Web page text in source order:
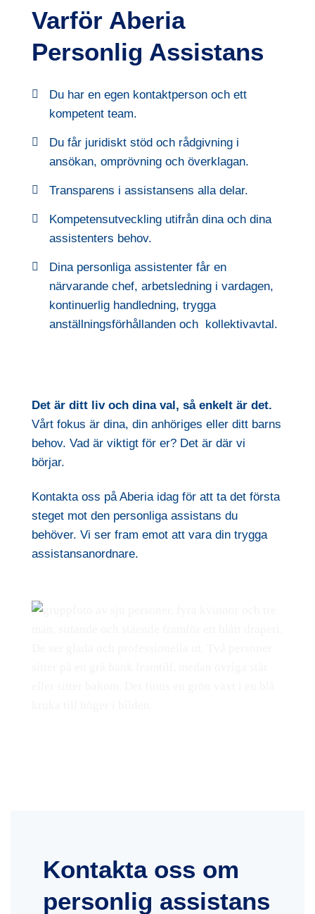
Varför Aberia
Personlig Assistans
Du har en egen kontaktperson och ett
kompetent team.
Du får juridiskt stöd och rådgivning i
ansökan, omprövning och överklagan.
Transparens i assistansens alla delar.
Kompetensutveckling utifrån dina och dina
assistenters behov.
Dina personliga assistenter får en
närvarande chef, arbetsledning i vardagen,
kontinuerlig handledning, trygga
anställningsförhållanden och kollektivavtal.
Det är ditt liv och dina val, så enkelt är det.
Vårt fokus är dina, din anhöriges eller ditt barns
behov. Vad är viktigt för er? Det är där vi
börjar.
Kontakta oss på Aberia idag för att ta det första
steget mot den personliga assistans du
behöver. Vi ser fram emot att vara din trygga
assistansanordnare.
Kontakta oss om
personlig assistans